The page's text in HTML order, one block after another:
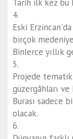
Tarih ilk kez bu
4.
Eski
birçok
Binlerce yıllık
5.
Projede
güzergâhları
Burası sadece
olacak.
6.